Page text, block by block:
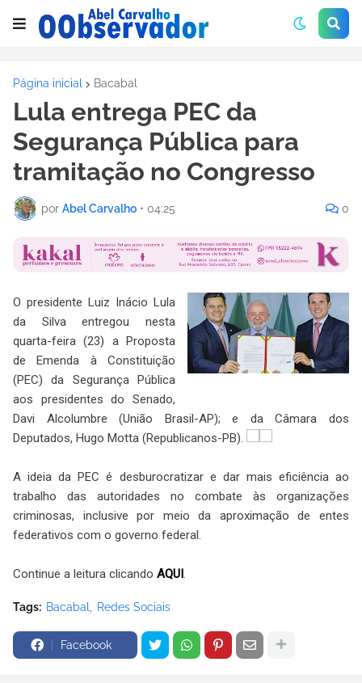
Página inicial Bacabal
Lula entrega PEC da
Segurança Pública para
tramitação no Congresso
por Abel Carvalho • 04:25 0
O presidente Luiz Inácio Lula
da Silva entregou nesta
quarta-feira (23) a Proposta
de Emenda à Constituição
(PEC) da Segurança Pública
aos presidentes do Senado,
Davi Alcolumbre (União Brasil-AP); e da Câmara dos
Deputados, Hugo Motta (Republicanos-PB).
A ideia da PEC é desburocratizar e dar mais eficiência ao
trabalho das autoridades no combate às organizações
criminosas, inclusive por meio da aproximação de entes
federativos com o governo federal.
Continue a leitura clicando AQUI.
Tags: Bacabal Redes Sociais
Facebook